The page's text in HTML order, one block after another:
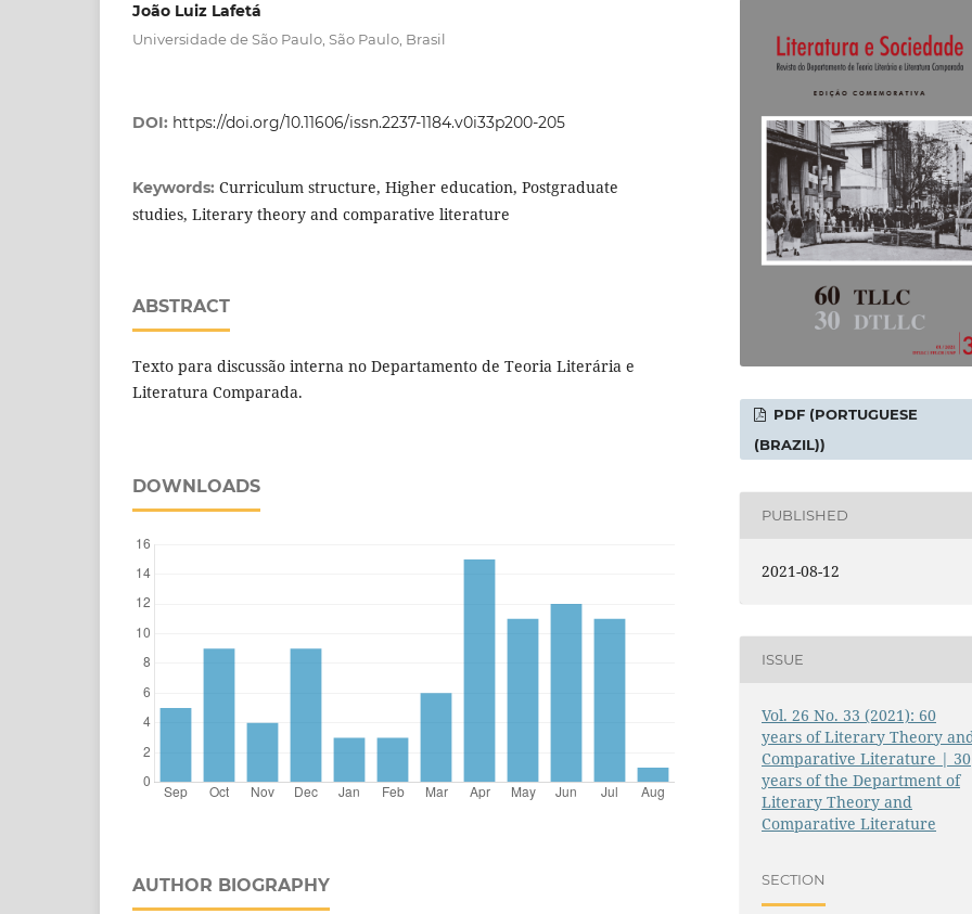
João Luiz Lafetá
Universidade de São Paulo, São Paulo, Brasil
DOI: https://doi.org/10.11606/issn.2237-1184.v0i33p200-205
Keywords: Curriculum structure, Higher education, Postgraduate
studies, Literary theory and comparative literature
ABSTRACT
Texto para discussão interna no Departamento de Teoria Literária e
Literatura Comparada.
DOWNLOADS
AUTHOR BIOGRAPHY
PDF (PORTUGUESE
(BRAZIL))
PUBLISHED
2021-08-12
ISSUE
Vol. 26 No. 33 (2021): 60
years of Literary Theory
Comparative Literature | 30
years of the Department of
Literary Theory and
Comparative Literature
SECTION